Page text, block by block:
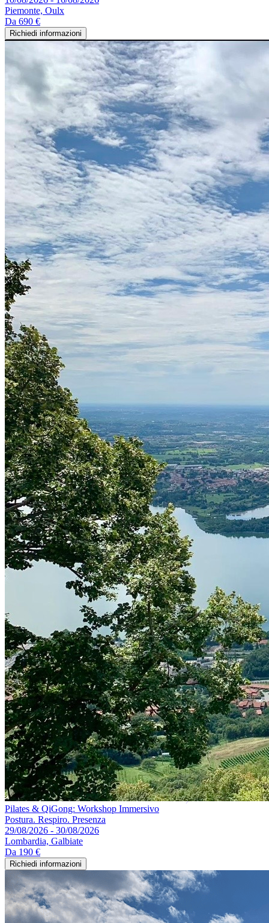
Piemonte, Oulx
Da 690 €
Richiedi informazioni
Pilates & QiGong: Workshop Immersivo
Postura. Respiro. Presenza
29/08/2026 - 30/08/2026
Lombardia, Galbiate
Da 190 €
Richiedi informazioni